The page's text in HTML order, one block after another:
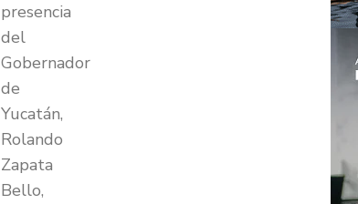
presencia
del
Gobernador
de
Yucatán,
Rolando
Zapata
Bello,